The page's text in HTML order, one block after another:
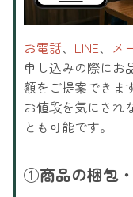
お電話、 LINE、 メ
申し込みの際にお
額をご提案できま
お値段を気にされ
とも可能です。
①商品の梱包